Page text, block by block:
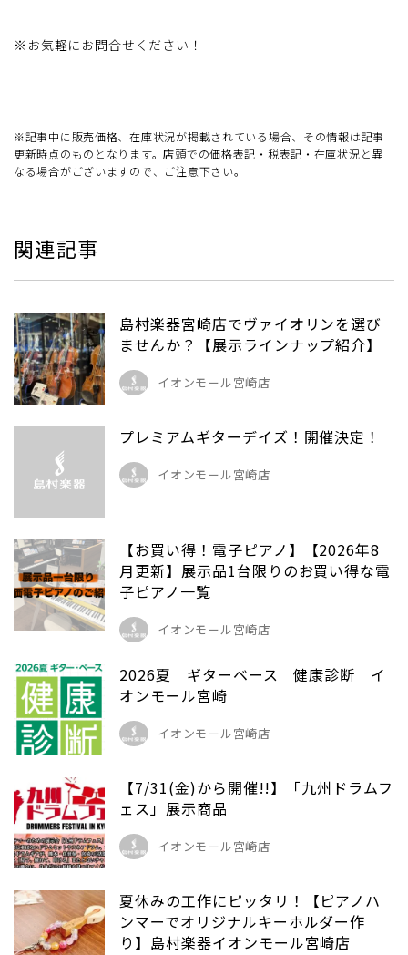
※お気軽にお問合せください！
※記事中に販売価格、在庫状況が掲載されている場合、その情報は記事
更新時点のものとなります。店頭での価格表記・税表記・在庫状況と異
なる場合がございますので、ご注意下さい。
関連記事
島村楽器宮崎店でヴァイオリンを選び
ませんか？【展示ラインナップ紹介】
イオンモール宮崎店
プレミアムギターデイズ！開催決定！
イオンモール宮崎店
【お買い得！電子ピアノ】【2026年8
月更新】展示品1台限りのお買い得な電
子ピアノ一覧
イオンモール宮崎店
2026夏 ギターベース 健康診断 イ
オンモール宮崎
イオンモール宮崎店
【7/31(金)から開催!!】「九州ドラムフ
ェス」展示商品
イオンモール宮崎店
夏休みの工作にピッタリ！【ピアノハ
ンマーでオリジナルキーホルダー作
り】島村楽器イオンモール宮崎店